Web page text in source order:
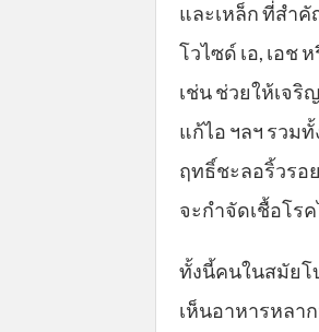
และเหล็ก ที่สำ
โวไซด์ เอ, เอ
เช่น ช่วยให้เจริ
แก้ไอ ฯลฯ รวม
ฤทธิ์ชะลอริ้วรอ
จะกำจัดเชื้อโร
ทั้งนี้คนในสมัยโ
เห็นอาหารหลา